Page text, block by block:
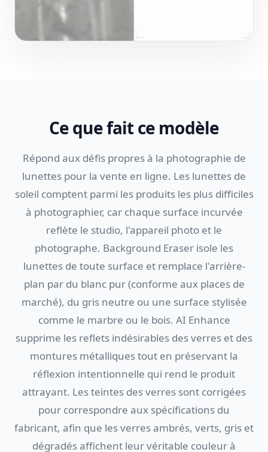
Ce que fait ce modèle
Répond aux défis propres à la photographie de
lunettes pour la vente en ligne. Les lunettes de
soleil comptent parmi les produits les plus difficiles
à photographier, car chaque surface incurvée
reflète le studio, l'appareil photo et le
photographe. Background Eraser isole les
lunettes de toute surface et remplace l'arrière-
plan par du blanc pur (conforme aux places de
marché), du gris neutre ou une surface stylisée
comme le marbre ou le bois. AI Enhance
supprime les reflets indésirables des verres et des
montures métalliques tout en préservant la
réflexion intentionnelle qui rend le produit
attrayant. Les teintes des verres sont corrigées
pour correspondre aux spécifications du
fabricant, afin que les verres ambrés, verts, gris et
dégradés affichent leur véritable couleur à